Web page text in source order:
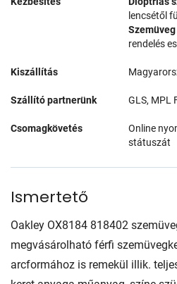
lencsétől
rendelés
Kiszállítás
Szállító partnerünk GLS, MPL
Csomagkövetés
Online
státuszát
Ismertető
Oakley OX8184 818402
megvásárolható férfi
arcformához is remekül illik.